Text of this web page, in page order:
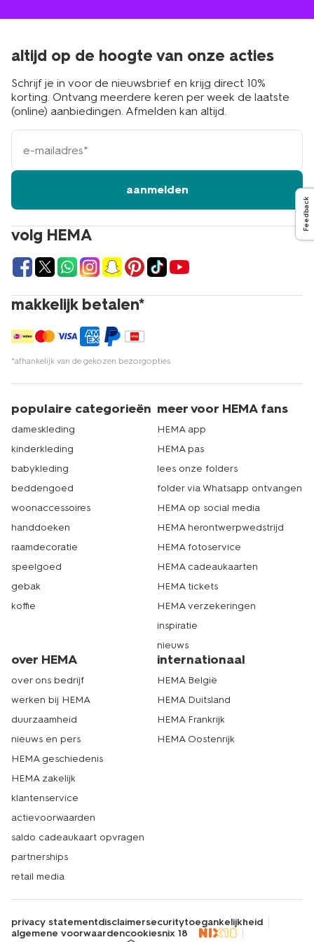
volg HEMA
makkelijk betalen*
*afhankelijk van de gekozen bezorgopties
altijd op de hoogte van onze acties
Schrijf je in voor de nieuwsbrief en krijg direct 10%
korting. Ontvang meerdere keren per week de laatste
(online) aanbiedingen. Afmelden kan altijd.
e-
mailadres
aanmelden
populaire categorieën
dameskleding
kinderkleding
babykleding
beddengoed
woonaccessoires
handdoeken
raamdecoratie
speelgoed
gebak
koffie
meer voor HEMA fans
HEMA app
HEMA pas
lees onze folders
folder via Whatsapp ontvangen
HEMA op social media
HEMA herontwerpwedstrijd
HEMA fotoservice
HEMA cadeaukaarten
HEMA tickets
HEMA verzekeringen
inspiratie
nieuws
over HEMA
over ons bedrijf
werken bij HEMA
duurzaamheid
nieuws en pers
HEMA geschiedenis
HEMA zakelijk
klantenservice
actievoorwaarden
saldo cadeaukaart opvragen
partnerships
retail media
internationaal
HEMA België
HEMA Duitsland
HEMA Frankrijk
HEMA Oostenrijk
privacy statementdisclaimersecuritytoegankelijkheid
algemene voorwaardencookiesnix 18
Feedback